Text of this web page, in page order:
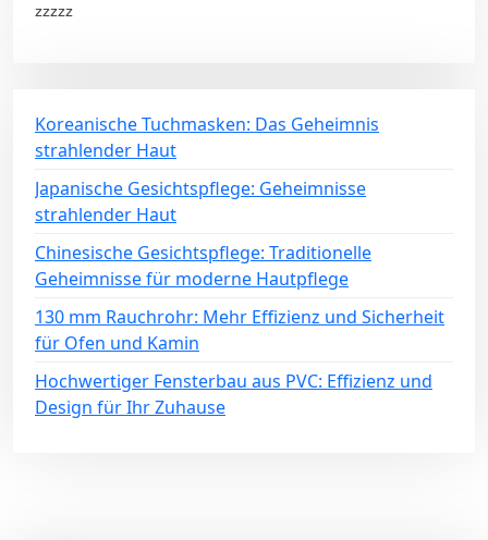
zzzzz
Koreanische Tuchmasken: Das Geheimnis
strahlender Haut
Japanische Gesichtspflege: Geheimnisse
strahlender Haut
Chinesische Gesichtspflege: Traditionelle
Geheimnisse für moderne Hautpflege
130 mm Rauchrohr: Mehr Effizienz und Sicherheit
für Ofen und Kamin
Hochwertiger Fensterbau aus PVC: Effizienz und
Design für Ihr Zuhause